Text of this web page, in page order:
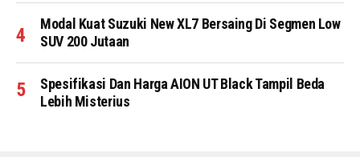
Modal Kuat Suzuki New XL7 Bersaing Di Segmen Low
SUV 200 Jutaan
Spesifikasi Dan Harga AION UT Black Tampil Beda
Lebih Misterius